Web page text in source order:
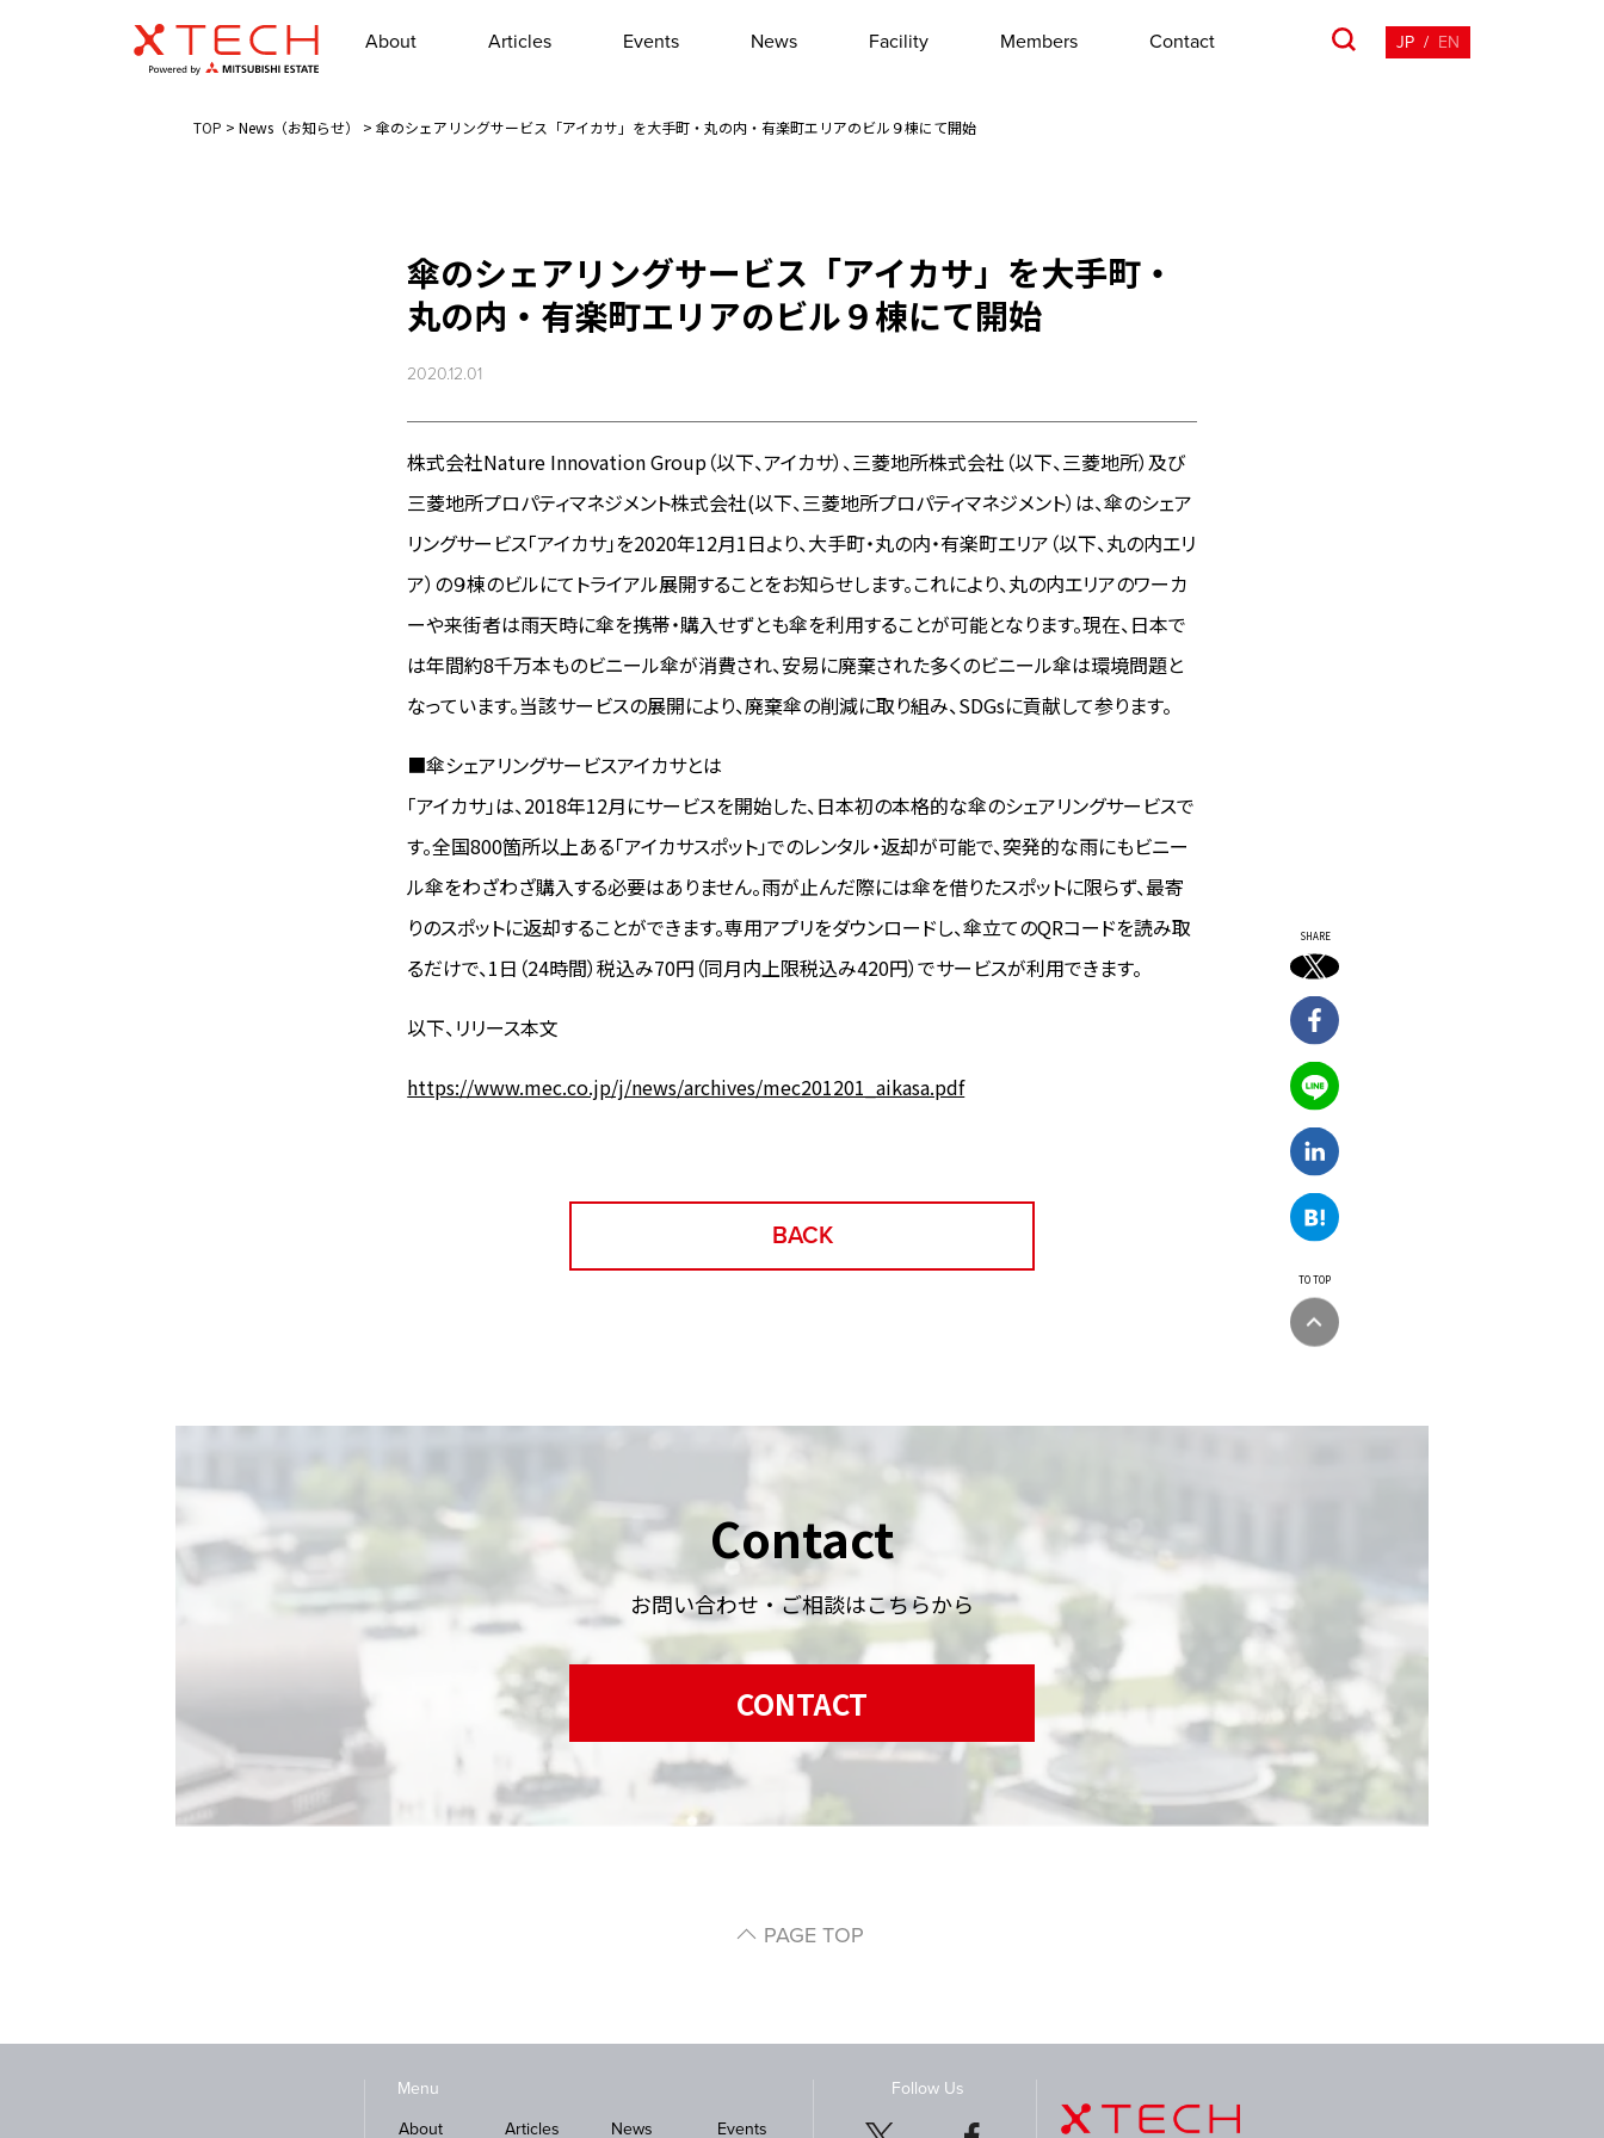
About Articles Events News Facility Members Contact JP / EN
TOP > News（お知らせ） > 傘のシェアリングサービス「アイカサ」を大手町・丸の内・有楽町エリアのビル９棟にて開始
SHARE
TO TOP
傘のシェアリングサービス「アイカサ」を大手町・
丸の内・有楽町エリアのビル９棟にて開始
2020.12.01
株式会社Nature Innovation Group（以下、アイカサ）、三菱地所株式会社（以下、三菱地所）及び
三菱地所プロパティマネジメント株式会社(以下、三菱地所プロパティマネジメント）は、傘のシェア
リングサービス「アイカサ」を2020年12月1日より、大手町・丸の内・有楽町エリア（以下、丸の内エリ
ア）の９棟のビルにてトライアル展開することをお知らせします。これにより、丸の内エリアのワーカ
ーや来街者は雨天時に傘を携帯・購入せずとも傘を利用することが可能となります。現在、日本で
は年間約8千万本ものビニール傘が消費され、安易に廃棄された多くのビニール傘は環境問題と
なっています。当該サービスの展開により、廃棄傘の削減に取り組み、SDGsに貢献して参ります。
■傘シェアリングサービスアイカサとは
「アイカサ」は、2018年12月にサービスを開始した、日本初の本格的な傘のシェアリングサービスで
す。全国800箇所以上ある「アイカサスポット」でのレンタル・返却が可能で、突発的な雨にもビニー
ル傘をわざわざ購入する必要はありません。雨が止んだ際には傘を借りたスポットに限らず、最寄
りのスポットに返却することができます。専用アプリをダウンロードし、傘立てのQRコードを読み取
るだけで、1日（24時間）税込み70円（同月内上限税込み420円）でサービスが利用できます。
以下、リリース本文
https://www.mec.co.jp/j/news/archives/mec201201_aikasa.pdf
BACK
Contact
お問い合わせ・ご相談はこちらから
CONTACT
PAGE TOP
Menu
About
Articles News Events
Follow Us